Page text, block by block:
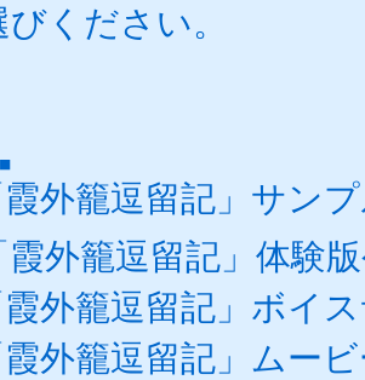
ください。
霞外籠逗留記」サン
霞外籠逗留記」体験
霞外籠逗留記」ボイ
霞外籠逗留記」ムー